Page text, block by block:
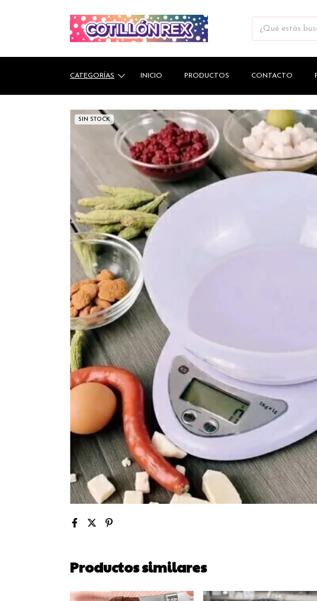
CATEGORÍAS INICIO PRODUCTOS CONTACTO
SIN STOCK
Productos similares